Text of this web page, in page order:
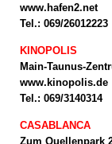
www.hafen2.net
Tel.: 069/26012223
KINOPOLIS
Main-Taunus-
www.kinopolis.de
Tel.: 069/3140314
CASABLANCA
Zum Quellenpark